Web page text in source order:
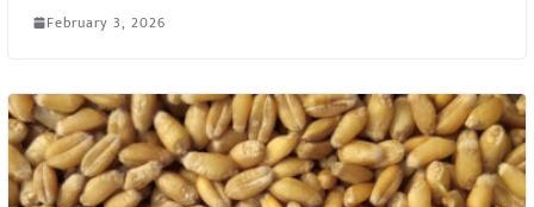
February 3, 2026